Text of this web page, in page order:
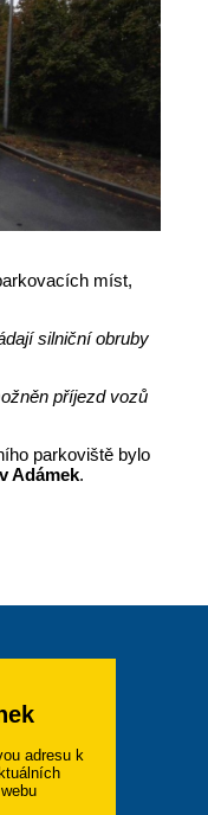
míst,
silniční obruby
příjezd vozů
parkoviště bylo
Adámek.
adresu k